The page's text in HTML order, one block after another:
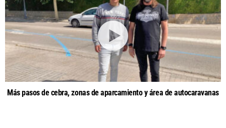
Más pasos de cebra, zonas de aparcamiento y área de autocaravanas